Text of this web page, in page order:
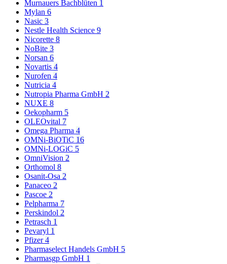
Murnauers Bachblüten 1
Mylan 6
Nasic 3
Nestle Health Science 9
Nicorette 8
NoBite 3
Norsan 6
Novartis 4
Nurofen 4
Nutricia 4
Nutropia Pharma GmbH 2
NUXE 8
Oekopharm 5
OLEOvital 7
Omega Pharma 4
OMNi-BiOTiC 16
OMNi-LOGiC 5
OmniVision 2
Orthomol 8
Osanit-Osa 2
Panaceo 2
Pascoe 2
Pelpharma 7
Perskindol 2
Petrasch 1
Pevaryl 1
Pfizer4
Pharmaselect Handels GmbH 5
Pharmasgp GmbH 1